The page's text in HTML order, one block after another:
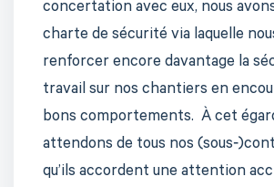
concertation avec eux, nous
charte de sécurité via laquelle
renforcer encore davantage la
travail sur nos chantiers en
bons comportements. À cet
attendons de tous nos
qu’ils accordent une attention